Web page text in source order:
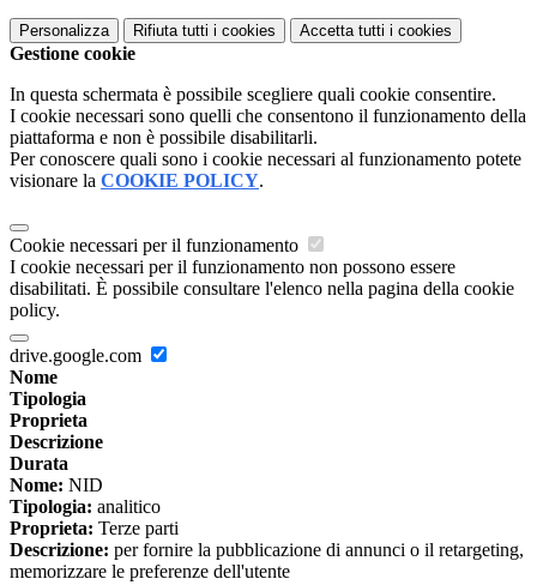
Personalizza Rifiuta tutti i cookies Accetta tutti i cookies
Gestione cookie
In questa schermata è possibile scegliere quali cookie consentire.
I cookie necessari sono quelli che consentono il funzionamento della
piattaforma e non è possibile disabilitarli.
Per conoscere quali sono i cookie necessari al funzionamento potete
visionare la COOKIE POLICY.
Cookie necessari per il funzionamento
I cookie necessari per il funzionamento non possono essere
disabilitati. È possibile consultare l'elenco nella pagina della cookie
policy.
drive.google.com
Nome
Tipologia
Proprieta
Descrizione
Durata
Nome: NID
Tipologia: analitico
Proprieta: Terze parti
Descrizione: per fornire la pubblicazione di annunci o il retargeting,
memorizzare le preferenze dell'utente